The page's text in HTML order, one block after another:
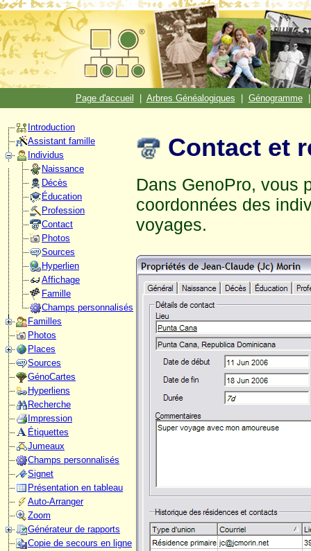
Page d'accueil Arbres Généalogiques Génogramme
Introduction
Assistant famille
Individus
Naissance
Décès
Éducation
Profession
Contact
Photos
Sources
Hyperlien
Affichage
Famille
Champs personnalisés
Familles
Photos
Places
Sources
GénoCartes
Hyperliens
Recherche
Impression
Étiquettes
Jumeaux
Champs personnalisés
Signet
Présentation en tableau
Auto-Arranger
Zoom
Générateur de rapports
Copie de secours en ligne
Contact et
Dans GenoPro, vous
coordonnées des
voyages.